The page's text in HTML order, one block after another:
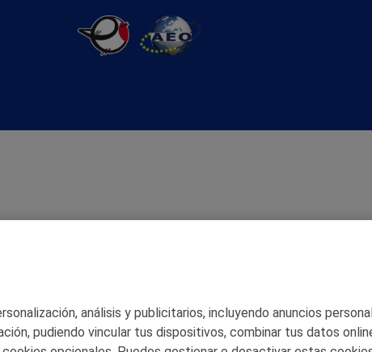
análisis y publicitarios, incluyendo anuncios
pudiendo vincular tus dispositivos, combinar tus datos